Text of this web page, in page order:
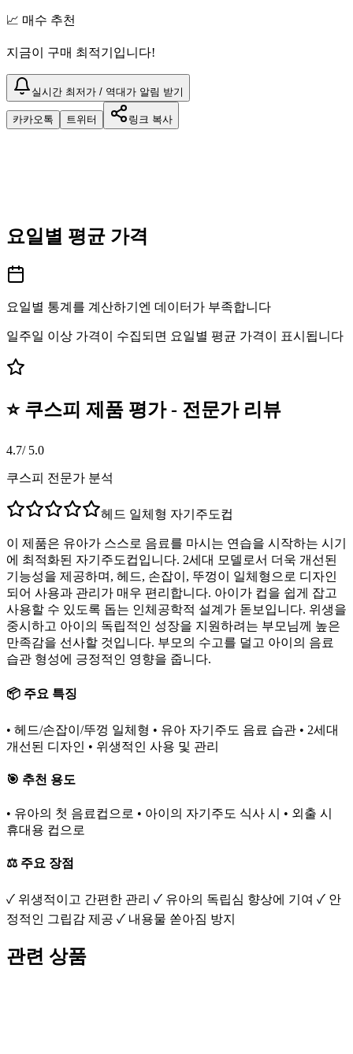
📈 매수 추천
지금이 구매 최적기입니다!
실시간 최저가 / 역대가 알림 받기
카카오톡 트위터 링크 복사
요일별 평균 가격
요일별 통계를 계산하기엔 데이터가 부족합니다
일주일 이상 가격이 수집되면 요일별 평균 가격이 표시됩니다
⭐ 쿠스피 제품 평가 - 전문가 리뷰
4.7/ 5.0
쿠스피 전문가 분석
헤드 일체형 자기주도컵
이 제품은 유아가 스스로 음료를 마시는 연습을 시작하는 시기
에 최적화된 자기주도컵입니다. 2세대 모델로서 더욱 개선된
기능성을 제공하며, 헤드, 손잡이, 뚜껑이 일체형으로 디자인
되어 사용과 관리가 매우 편리합니다. 아이가 컵을 쉽게 잡고
사용할 수 있도록 돕는 인체공학적 설계가 돋보입니다. 위생을
중시하고 아이의 독립적인 성장을 지원하려는 부모님께 높은
만족감을 선사할 것입니다. 부모의 수고를 덜고 아이의 음료
습관 형성에 긍정적인 영향을 줍니다.
📦 주요 특징
• 헤드/손잡이/뚜껑 일체형 • 유아 자기주도 음료 습관 • 2세대
개선된 디자인 • 위생적인 사용 및 관리
🎯 추천 용도
• 유아의 첫 음료컵으로 • 아이의 자기주도 식사 시 • 외출 시
휴대용 컵으로
⚖️ 주요 장점
✓ 위생적이고 간편한 관리 ✓ 유아의 독립심 향상에 기여 ✓ 안
정적인 그립감 제공 ✓ 내용물 쏟아짐 방지
관련 상품